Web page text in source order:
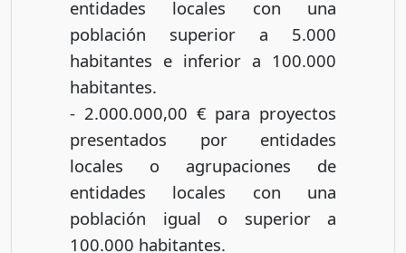
entidades locales con una
población superior a 5.000
habitantes e inferior a 100.000
habitantes.
- 2.000.000,00 € para proyectos
presentados por entidades
locales o agrupaciones de
entidades locales con una
población igual o superior a
100.000 habitantes.